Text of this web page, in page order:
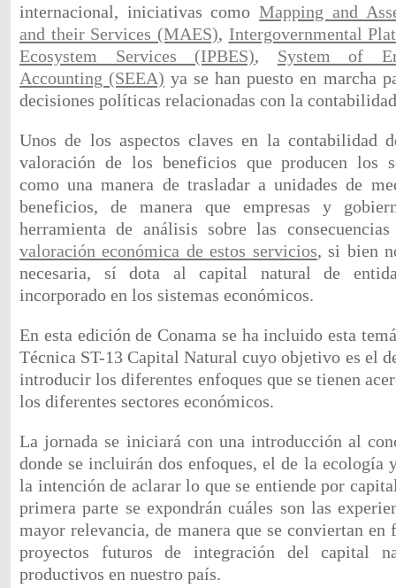
internacional, iniciativas comoMapping and
and their Services (MAES), Intergovernmental
Ecosystem Services (IPBES), System of
Accounting (SEEA) ya se han puesto en marcha
decisiones políticas relacionadas con la
Unos de los aspectos claves en la contabilidad
valoración de los beneficios que producen los
como una manera de trasladar a unidades de
beneficios, de manera que empresas y
herramienta de análisis sobre las
valoración económica de estos servicios, si bien
necesaria, sí dota al capital natural de
incorporado en los sistemas económicos.
En esta edición de Conama se ha incluido esta
Técnica ST-13 Capital Natural cuyo objetivo es el
introducir los diferentes enfoques que se tienen
los diferentes sectores económicos.
La jornada se iniciará con una introducción al
donde se incluirán dos enfoques, el de la ecología
la intención de aclarar lo que se entiende por
primera parte se expondrán cuáles son las
mayor relevancia, de manera que se conviertan
proyectos futuros de integración del capital
productivos en nuestro país.